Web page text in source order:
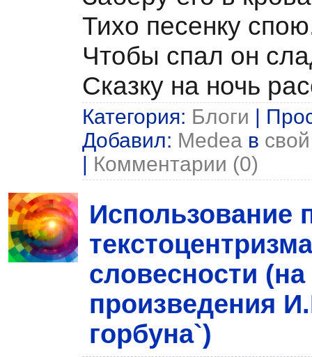
Тихо песенку
Чтобы спал он
Сказку на ночь
Категория: Блоги |
Добавил: Medea в
| Комментарии (0)
Использование
словесности
произведения
горбуна`)